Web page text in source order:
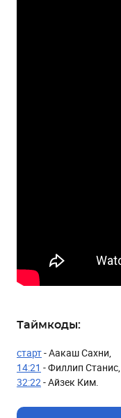
Таймкоды:
старт- Аакаш Сахни,
14:21 - Филлип Станис,
32:22- Айзек Ким.